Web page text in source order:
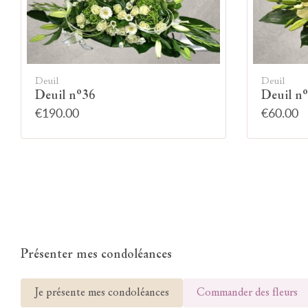
Deuil
Deuil n°36
€190.00
Deuil
Deuil
€60.00
Présenter mes condoléances
Je présente mes condoléances Commander des fleurs